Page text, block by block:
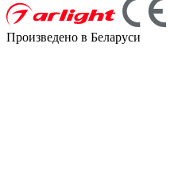
Произведено в Беларуси